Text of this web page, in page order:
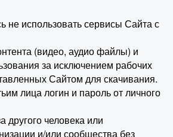
не использовать сервисы Сайта с
(видео, аудио файлы) и
за исключением рабочих
Сайтом для скачивания.
лица логин и пароль от личного
другого человека или
и/или сообщества без